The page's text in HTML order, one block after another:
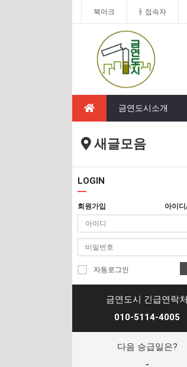
북마크 접속자
금연도시소개
새글모음
LOGIN
회원가입 아이디
자동로그인
금연도시 긴급연락처
010-5114-4005
다음 승급일은?
-